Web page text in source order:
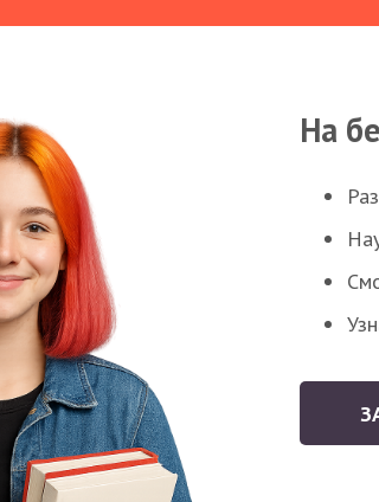
На